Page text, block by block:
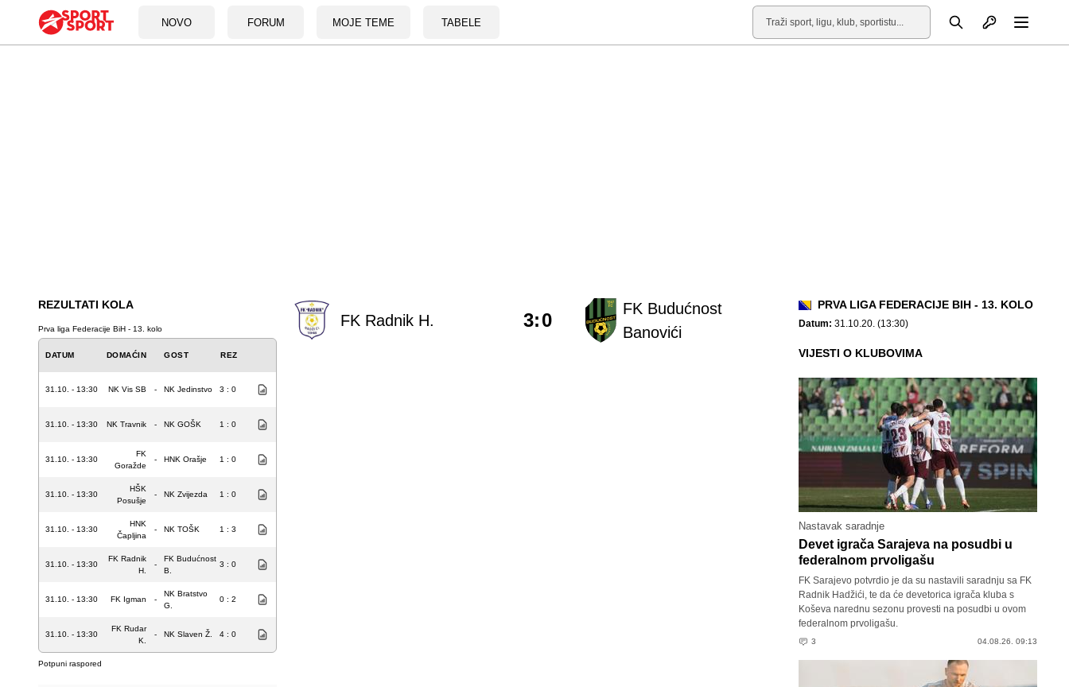
NOVO FORUM MOJE TEME TABELE
Pretraga Otvori profil
REZULTATI KOLA
Prva liga Federacije BiH - 13. kolo
DATUM DOMAĆIN GOST REZ
31.10. - 13:30 NK Vis SB - NK Jedinstvo 3 : 0
31.10. - 13:30 NK Travnik - NK GOŠK 1 : 0
31.10. - 13:30
FK
Goražde
- HNK Orašje 1 : 0
31.10. - 13:30
HŠK
Posušje
- NK Zvijezda 1 : 0
31.10. - 13:30
HNK
Čapljina
- NK TOŠK 1 : 3
31.10. - 13:30
FK Radnik
H.
-
FK Budućnost
B.
3 : 0
31.10. - 13:30 FK Igman -
NK Bratstvo
G.
0 : 2
31.10. - 13:30
FK Rudar
K.
- NK Slaven Ž. 4 : 0
Potpuni raspored
FK Radnik H.
FK Budućnost
Banovići
3:0
PRVA LIGA FEDERACIJE BIH - 13. KOLO
Datum: 31.10.20. (13:30)
VIJESTI O KLUBOVIMA
Nastavak saradnje
Devet igrača Sarajeva na posudbi u
federalnom prvoligašu
FK Sarajevo potvrdio je da su nastavili saradnju sa FK
Radnik Hadžići, te da će devetorica igrača kluba s
Koševa narednu sezonu provesti na posudbi u ovom
federalnom prvoligašu.
3 04.08.26. 09:13